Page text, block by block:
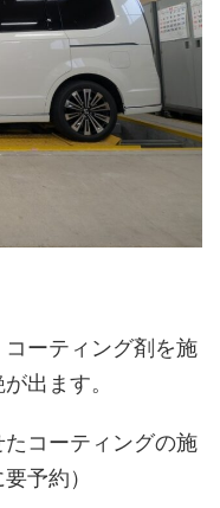
ーティング剤を施
出ます。
コーティングの施
予約）